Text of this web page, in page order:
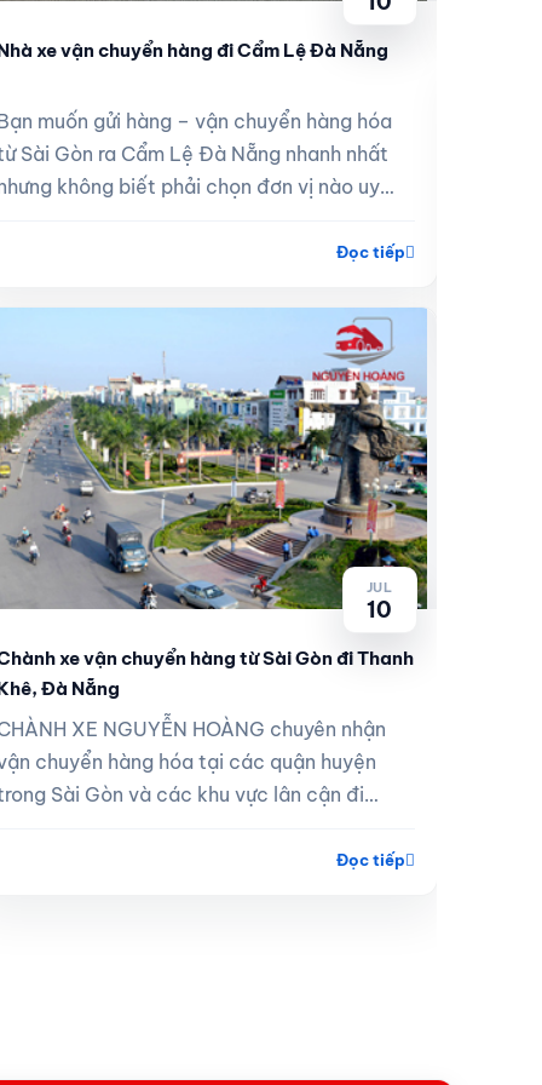
xe vận chuyển hàng đi Cẩm Lệ Đà Nẵng
muốn gửi hàng – vận chuyển hàng hóa
Sài Gòn ra Cẩm Lệ Đà Nẵng nhanh nhất
không biết phải chọn đơn vị nào uy
Đọc tiếp
JUL
10
xe vận chuyển hàng từ Sài Gòn đi Thanh
Đà Nẵng
XE NGUYỄN HOÀNG chuyên nhận
chuyển hàng hóa tại các quận huyện
Sài Gòn và các khu vực lân cận đi
Đọc tiếp